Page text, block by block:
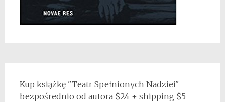
Kup książkę "Teatr Spełnionych Nadziei"
bezpośrednio od autora $24 + shipping $5